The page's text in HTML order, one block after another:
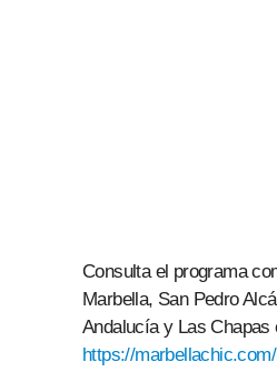
Consulta el programa
Marbella, San Pedro
Andalucía y Las Chapas
https://